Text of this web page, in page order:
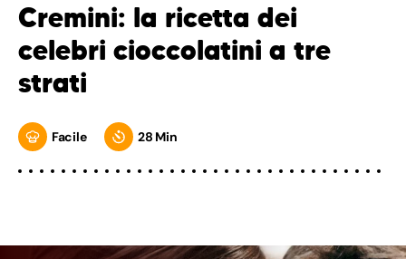
Cremini: la ricetta dei
celebri cioccolatini a tre
strati
Facile 28 Min